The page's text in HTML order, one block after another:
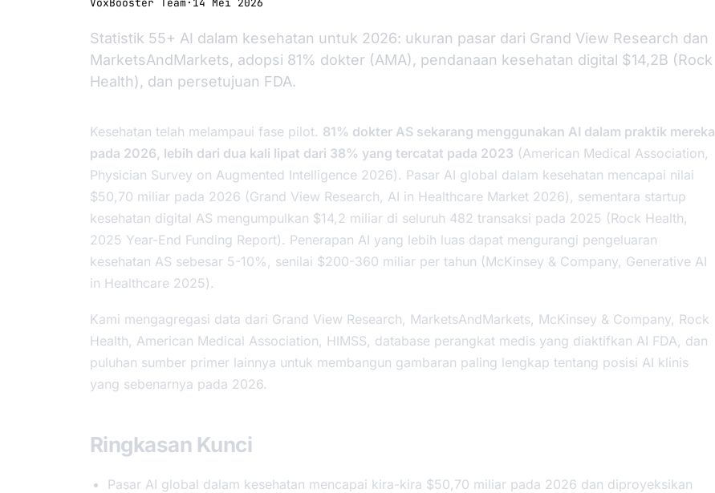
VoxBooster Team · 14 Mei 2026
Statistik 55+ AI dalam kesehatan untuk 2026: ukuran pasar dari Grand View Research dan
MarketsAndMarkets, adopsi 81% dokter (AMA), pendanaan kesehatan digital $14,2B (Rock
Health), dan persetujuan FDA.
Kesehatan telah melampaui fase pilot. 81% dokter AS sekarang menggunakan AI dalam praktik mereka
pada 2026, lebih dari dua kali lipat dari 38% yang tercatat pada 2023 (American Medical Association,
Physician Survey on Augmented Intelligence 2026). Pasar AI global dalam kesehatan mencapai nilai
$50,70 miliar pada 2026 (Grand View Research, AI in Healthcare Market 2026), sementara startup
kesehatan digital AS mengumpulkan $14,2 miliar di seluruh 482 transaksi pada 2025 (Rock Health,
2025 Year-End Funding Report). Penerapan AI yang lebih luas dapat mengurangi pengeluaran
kesehatan AS sebesar 5-10%, senilai $200-360 miliar per tahun (McKinsey & Company, Generative AI
in Healthcare 2025).
Kami mengagregasi data dari Grand View Research, MarketsAndMarkets, McKinsey & Company, Rock
Health, American Medical Association, HIMSS, database perangkat medis yang diaktifkan AI FDA, dan
puluhan sumber primer lainnya untuk membangun gambaran paling lengkap tentang posisi AI klinis
yang sebenarnya pada 2026.
Ringkasan Kunci
Pasar AI global dalam kesehatan mencapai kira-kira $50,70 miliar pada 2026 dan diproyeksikan